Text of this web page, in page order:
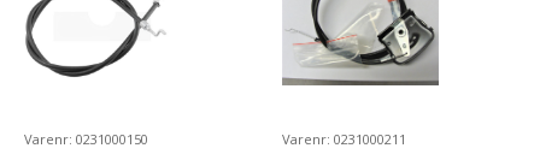
Varenr: 0231000150 Varenr: 0231000211